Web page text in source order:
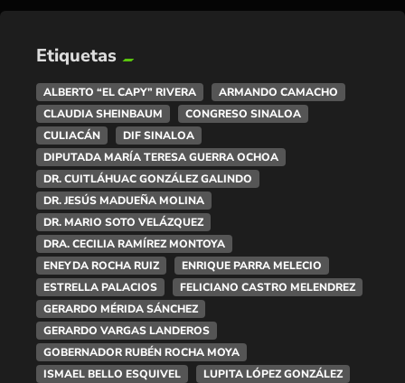
Etiquetas
ALBERTO “EL CAPY” RIVERA
ARMANDO CAMACHO
CLAUDIA SHEINBAUM
CONGRESO SINALOA
CULIACÁN
DIF SINALOA
DIPUTADA MARÍA TERESA GUERRA OCHOA
DR. CUITLÁHUAC GONZÁLEZ GALINDO
DR. JESÚS MADUEÑA MOLINA
DR. MARIO SOTO VELÁZQUEZ
DRA. CECILIA RAMÍREZ MONTOYA
ENEYDA ROCHA RUIZ
ENRIQUE PARRA MELECIO
ESTRELLA PALACIOS
FELICIANO CASTRO MELENDREZ
GERARDO MÉRIDA SÁNCHEZ
GERARDO VARGAS LANDEROS
GOBERNADOR RUBÉN ROCHA MOYA
ISMAEL BELLO ESQUIVEL
LUPITA LÓPEZ GONZÁLEZ